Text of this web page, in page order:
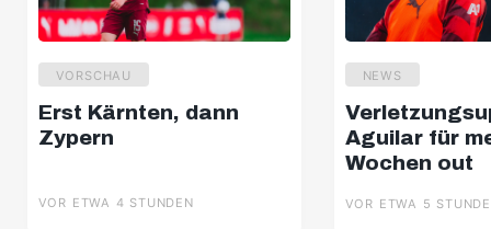
VORSCHAU
Erst Kärnten, dann
Zypern
VOR ETWA 4 STUNDEN
NEWS
Aguilar für
Wochen out
VOR ETWA 5